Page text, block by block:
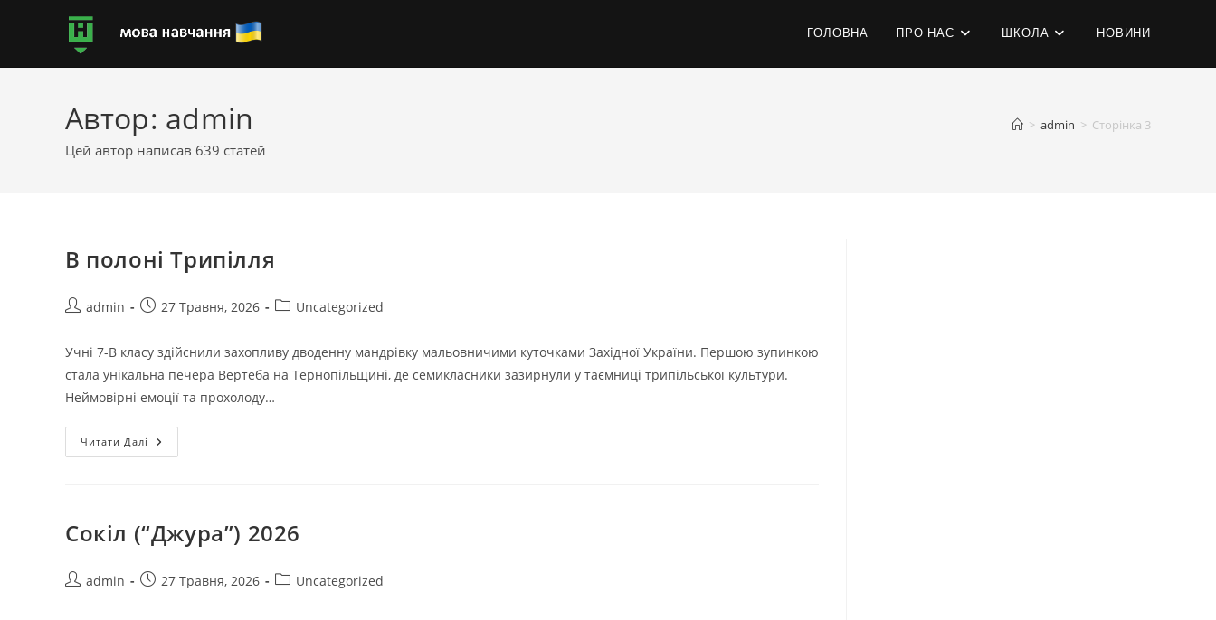
ГОЛОВНА ПРО НАС ШКОЛА НОВИНИ
Автор: admin
Цей автор написав 639 статей
> admin > Сторінка 3
В полоні Трипілля
admin 27 Травня, 2026 Uncategorized
Учні 7-В класу здійснили захопливу дводенну мандрівку мальовничими куточками Західної України. Першою зупинкою
стала унікальна печера Вертеба на Тернопільщині, де семикласники зазирнули у таємниці трипільської культури.
Неймовірні емоції та прохолоду…
Читати Далі
Сокіл (“Джура”) 2026
admin 27 Травня, 2026 Uncategorized